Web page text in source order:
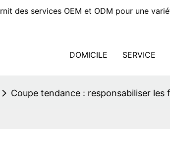
des services OEM et ODM pour une
DOMICILE SERVICE
Coupe tendance : responsabiliser